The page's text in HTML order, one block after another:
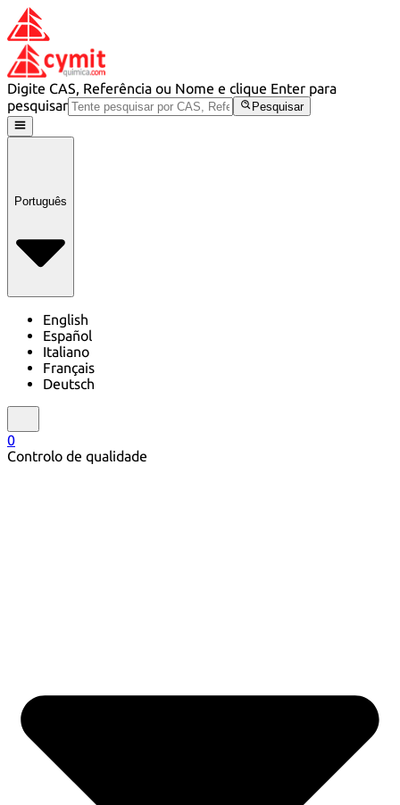
Digite CAS, Referência ou Nome e clique Enter para
pesquisar
Pesquisar
Português
English
Español
Italiano
Français
Deutsch
0
Controlo de qualidade